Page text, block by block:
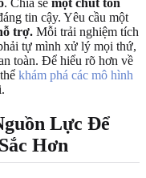
. Chia sẻ một chút tổn
tin cậy. Yêu cầu một
trợ. Mỗi trải nghiệm tích
tự mình xử lý mọi thứ,
toàn. Để hiểu rõ hơn về
khám phá các mô hình
Lực Để
Hơn